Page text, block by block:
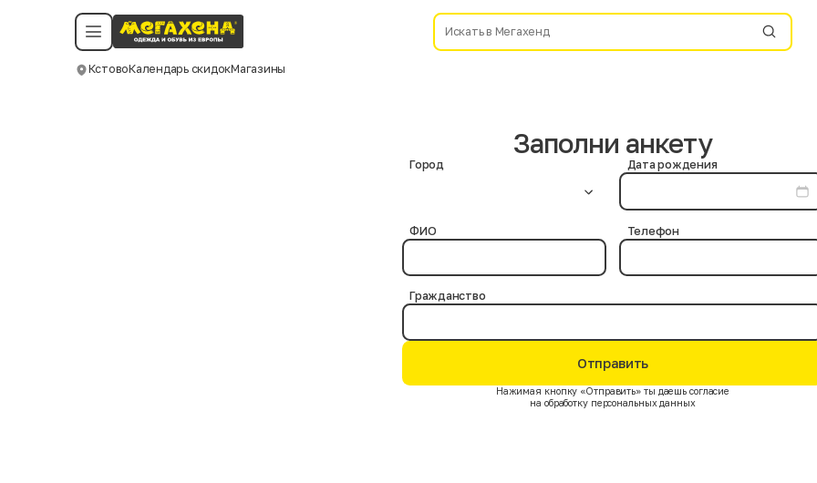
КстовоКалендарь скидокМагазины
Политика конфиденциальности
©️ Мегахенд 2026. Все права защищены.
Смотреть все даты
Заполни анкету
Город Дата рождения
ФИО Телефон
Гражданство
Отправить
Нажимая кнопку «Отправить» ты даешь согласие
на обработку персональных данных